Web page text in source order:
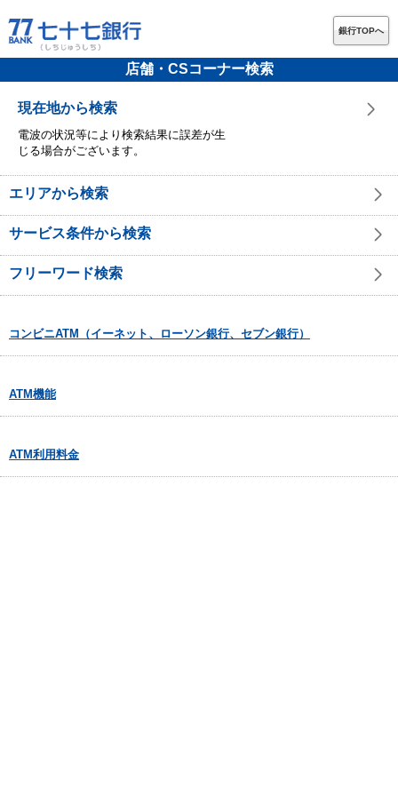
銀行TOPへ
店舗・CSコーナー検索
現在地から検索
電波の状況等により検索結果に誤差が生
じる場合がございます。
エリアから検索
サービス条件から検索
フリーワード検索
コンビニATM（イーネット、ローソン銀行、セブン銀行）
ATM機能
ATM利用料金